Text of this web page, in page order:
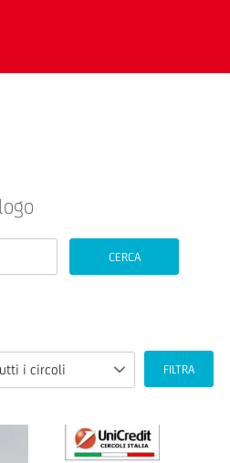
CERCA
i circoli FILTRA